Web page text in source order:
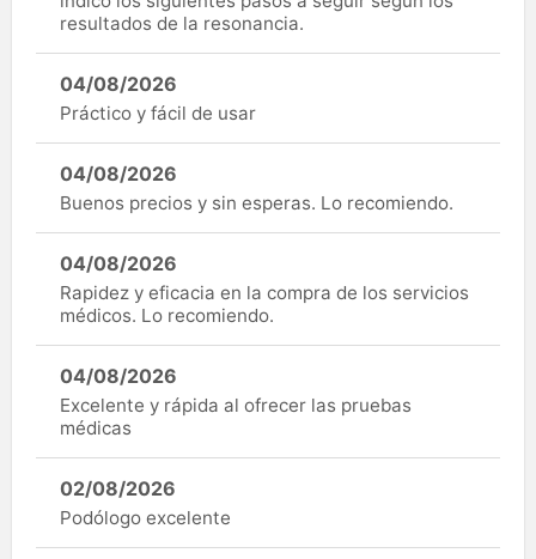
resultados de la resonancia.
04/08/2026
Práctico y fácil de usar
04/08/2026
Buenos precios y sin esperas. Lo recomiendo.
04/08/2026
Rapidez y eficacia en la compra de los servicios
médicos. Lo recomiendo.
04/08/2026
Excelente y rápida al ofrecer las pruebas
médicas
02/08/2026
Podólogo excelente